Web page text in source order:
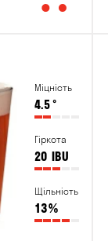
Міцність
4.5°
Гіркота
20 IBU
Щільність
13%